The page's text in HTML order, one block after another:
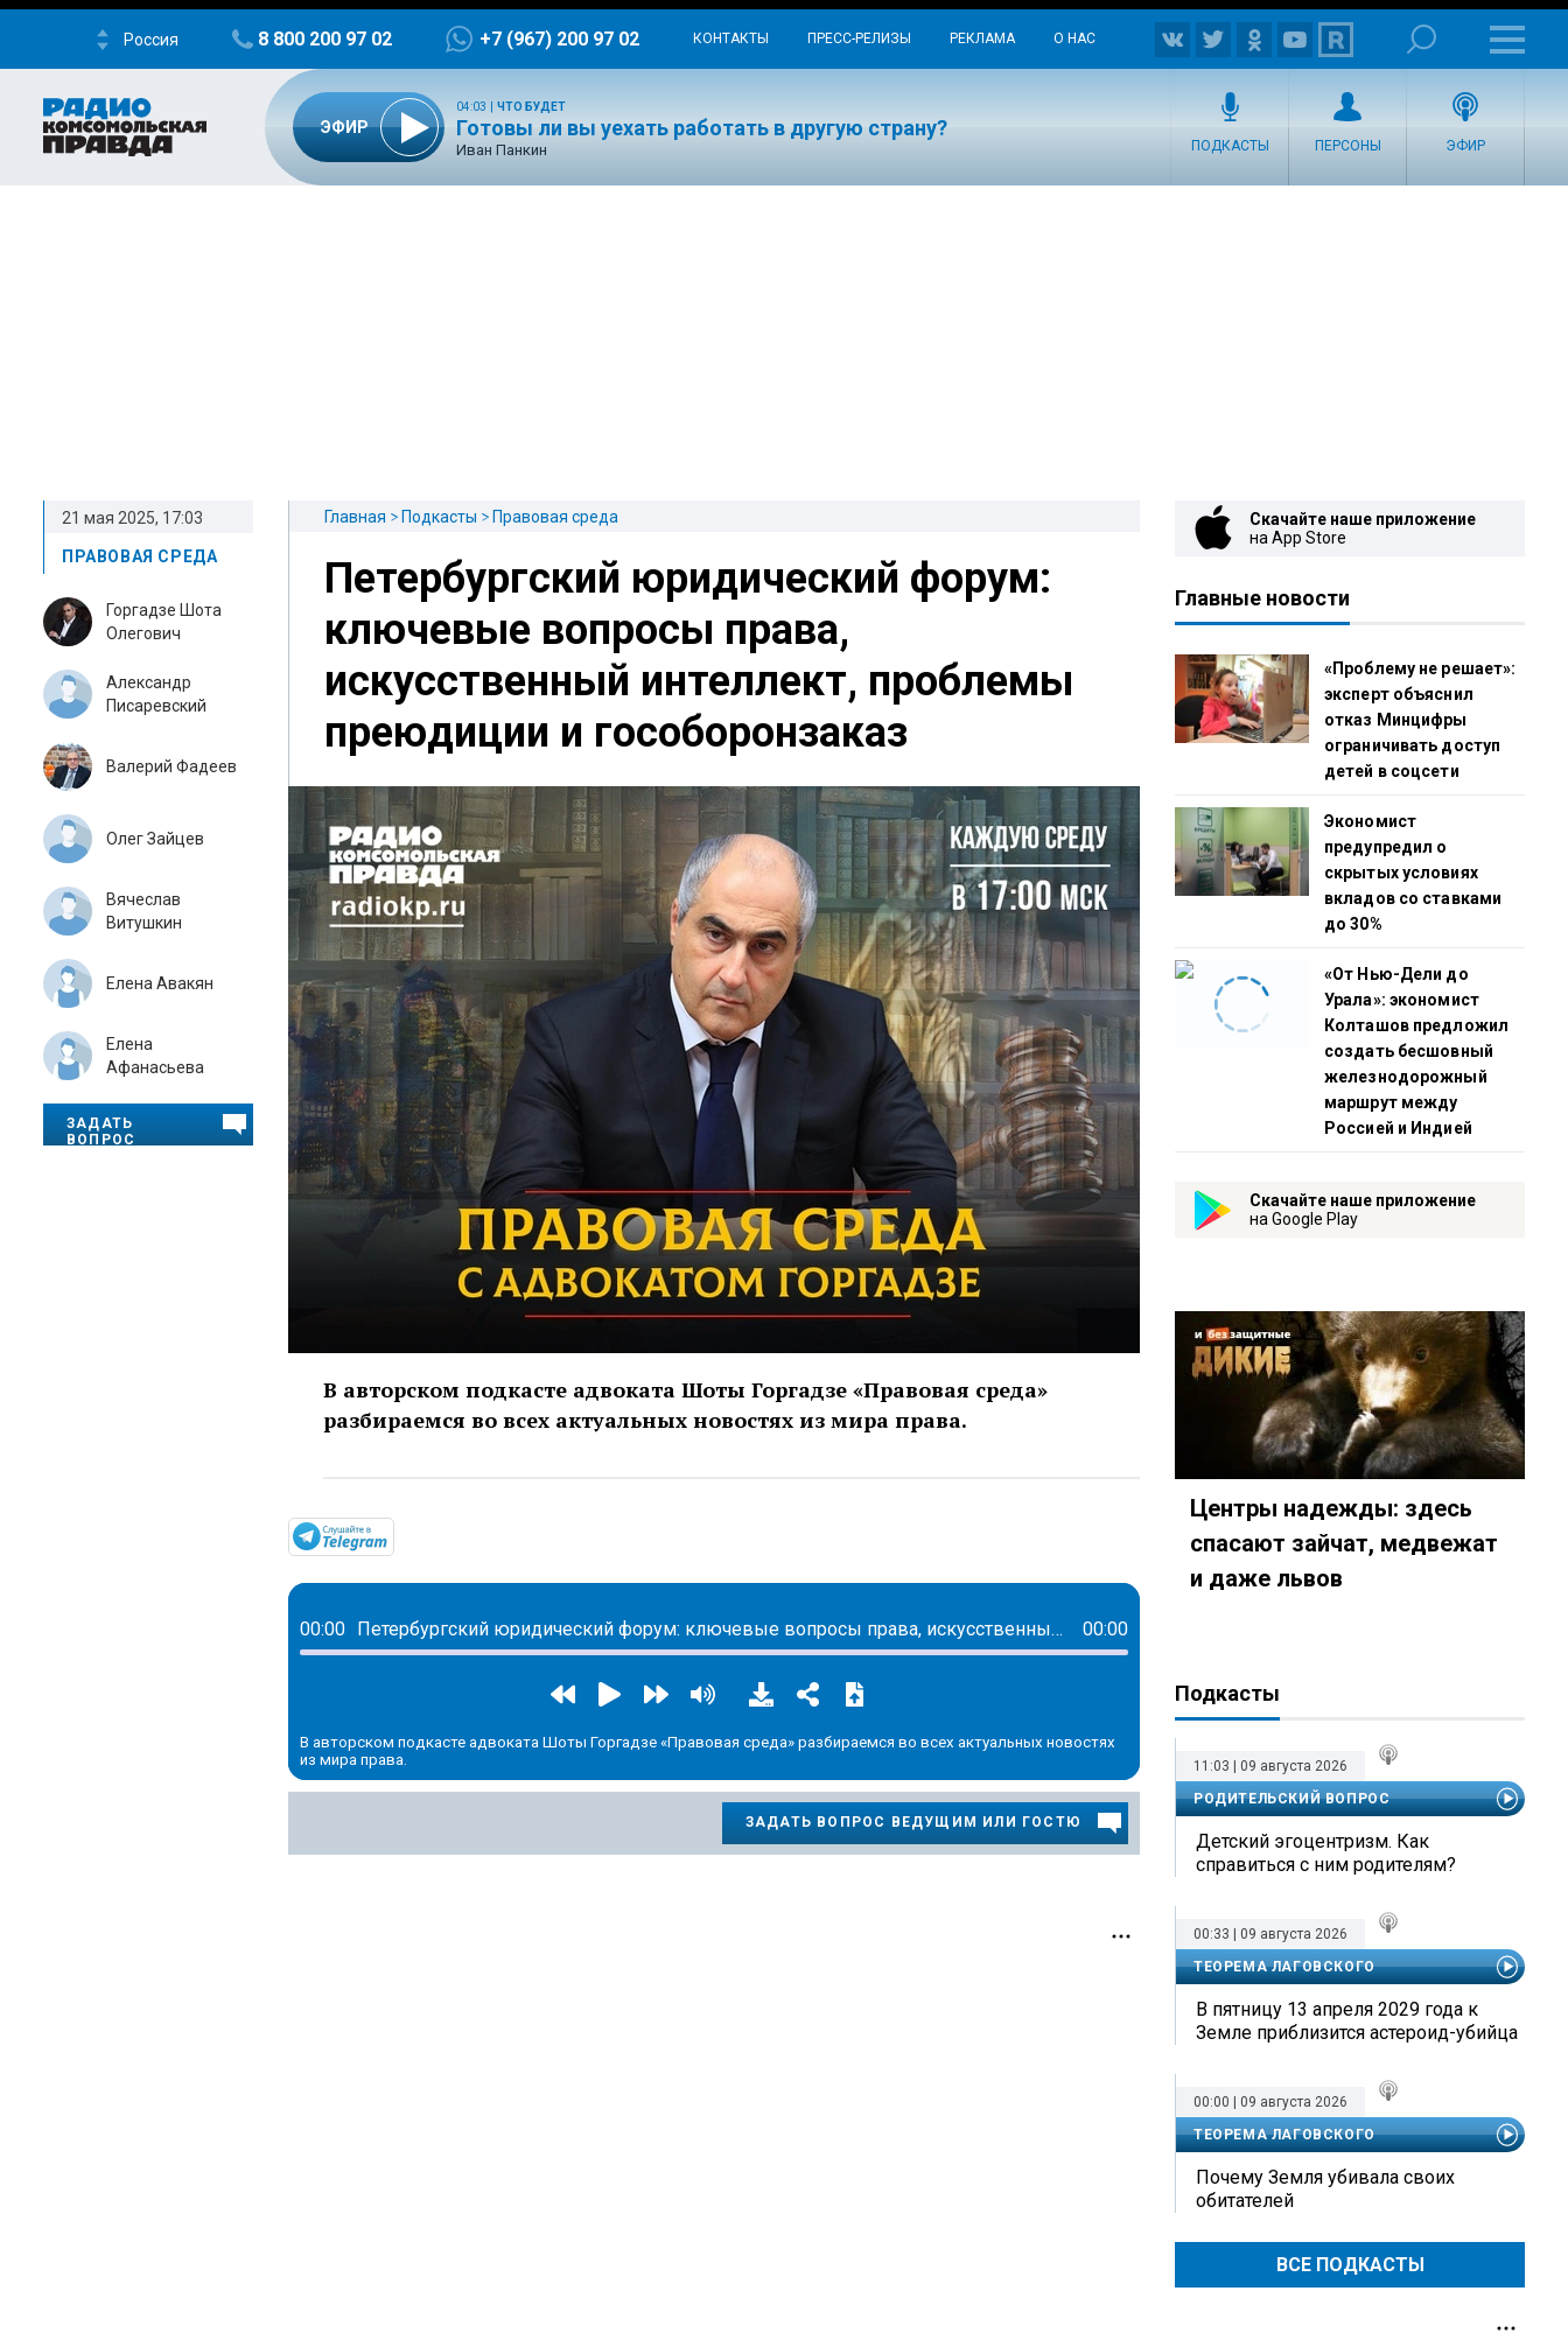
Россия 8 800 200 97 02 +7 (967) 200 97 02 КОНТАКТЫ ПРЕСС-РЕЛИЗЫ РЕКЛАМА О НАС
ЭФИР
04:03 ЧТО БУДЕТ
Готовы ли вы уехать работать в другую страну?
Иван Панкин ПОДКАСТЫ ПЕРСОНЫ ЭФИР
Главная Подкасты Правовая среда
Петербургский юридический форум:
ключевые вопросы права,
искусственный интеллект, проблемы
преюдиции и гособоронзаказ
В авторском подкасте адвоката Шоты Горгадзе «Правовая среда»
разбираемся во всех актуальных новостях из мира права.
00:00 Петербургский юридический форум: ключевые вопросы права, искусственный интеллект, проблемы преюдиции и гособоронзаказ 00:00
В авторском подкасте адвоката Шоты Горгадзе «Правовая среда» разбираемся во всех актуальных новостях
из мира права.
ЗАДАТЬ ВОПРОС ВЕДУЩИМ ИЛИ ГОСТЮ
21 мая 2025, 17:03
ПРАВОВАЯ СРЕДА
Горгадзе Шота
Олегович
Александр
Писаревский
Валерий Фадеев
Олег Зайцев
Вячеслав
Витушкин
Елена Авакян
Елена
Афанасьева
ЗАДАТЬ
ВОПРОС
Скачайте наше приложение
на App Store
Главные новости
«Проблему не решает»:
эксперт объяснил
отказ Минцифры
ограничивать доступ
детей в соцсети
Экономист
предупредил о
скрытых условиях
вкладов со ставками
до 30%
«От Нью-Дели до
Урала»: экономист
Колташов предложил
создать бесшовный
железнодорожный
маршрут между
Россией и Индией
Скачайте наше приложение
на Google Play
Центры надежды: здесь
спасают зайчат, медвежат
и даже львов
Подкасты
11:03 | 09 августа 2026
РОДИТЕЛЬСКИЙ ВОПРОС
Детский эгоцентризм. Как
справиться с ним родителям?
00:33 | 09 августа 2026
ТЕОРЕМА ЛАГОВСКОГО
В пятницу 13 апреля 2029 года к
Земле приблизится астероид-убийца
00:00 | 09 августа 2026
ТЕОРЕМА ЛАГОВСКОГО
Почему Земля убивала своих
обитателей
ВСЕ ПОДКАСТЫ